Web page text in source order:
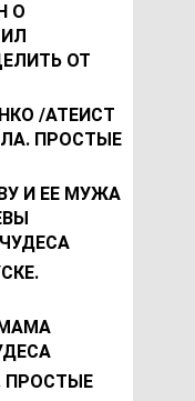
О
ОТ
/АТЕИСТ
ПРОСТЫЕ
И ЕЕ МУЖА
ПРОСТЫЕ